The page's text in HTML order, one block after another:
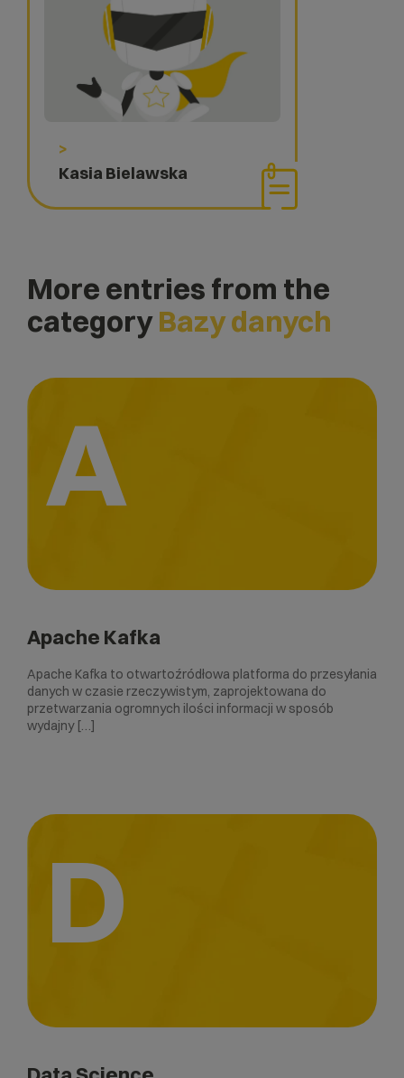
>
Kasia Bielawska
More entries from the
categoryBazy danych
A
Apache Kafka
Apache Kafka to otwartoźródłowa platforma do przesyłania
danych w czasie rzeczywistym, zaprojektowana do
przetwarzania ogromnych ilości informacji w sposób
wydajny […]
D